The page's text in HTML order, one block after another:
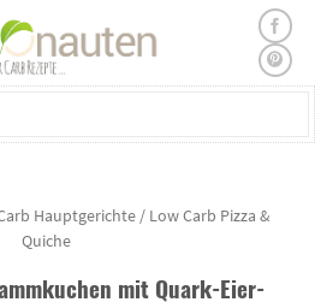
Hauptgerichte / Low Carb Pizza &
Quiche
mit Quark-Eier-